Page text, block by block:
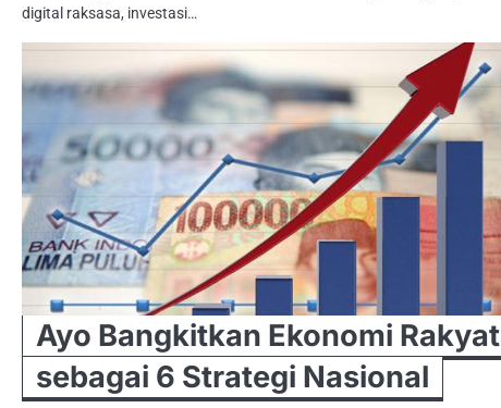
digital raksasa, investasi…
Ayo Bangkitkan Ekonomi Rakyat
sebagai 6 Strategi Nasional